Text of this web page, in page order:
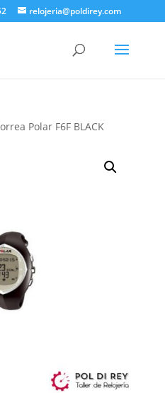
relojeria@poldirey.com
Polar F6F BLACK